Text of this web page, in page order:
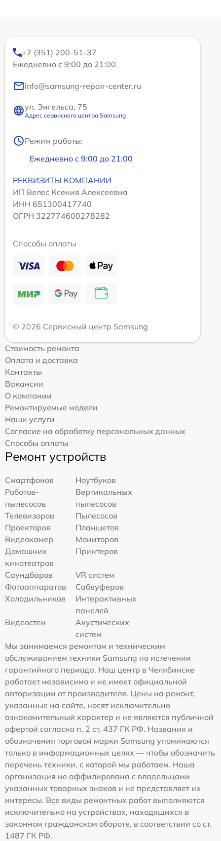
+7 (351) 200-51-37
Ежедневно с 9:00 до 21:00
info@samsung-repair-center.ru
ул. Энгельса, 75
Адрес сервисного центра Samsung
Режим работы:
Ежедневно с 9:00 до 21:00
РЕКВИЗИТЫ КОМПАНИИ
ИП Велес Ксения Алексеевна
ИНН 651300417740
ОГРН 322774600278282
Способы оплаты
© 2026 Сервисный центр Samsung
Стоимость ремонта
Оплата и доставка
Контакты
Вакансии
О компании
Ремонтируемые модели
Наши услуги
Согласие на обработку персональных данных
Способы оплаты
Ремонт устройств
Смартфонов
Ноутбуков
Роботов-
пылесосов
Вертикальных
пылесосов
Телевизоров
Пылесосов
Проекторов
Планшетов
Видеокамер
Мониторов
Домашних
кинотеатров
Принтеров
Саундбаров
VR систем
Фотоаппаратов
Сабвуферов
Холодильников
Интерактивных
панелей
Видеостен
Акустических
систем
Мы занимаемся ремонтом и техническим
обслуживанием техники Samsung по истечении
гарантийного периода. Наш центр в Челябинске
работает независимо и не имеет официальной
авторизации от производителя. Цены на ремонт,
указанные на сайте, носят исключительно
ознакомительный характер и не являются публичной
офертой согласно п. 2 ст. 437 ГК РФ. Названия и
обозначения торговой марки Samsung упоминаются
только в информационных целях — чтобы обозначить
перечень техники, с которой мы работаем. Наша
организация не аффилирована с владельцами
указанных товарных знаков и не представляет их
интересы. Все виды ремонтных работ выполняются
исключительно на устройствах, находящихся в
законном гражданском обороте, в соответствии со ст.
1487 ГК РФ.